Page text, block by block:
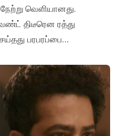
வெளியானது.
திடீரென ரத்து
பரபரப்பை